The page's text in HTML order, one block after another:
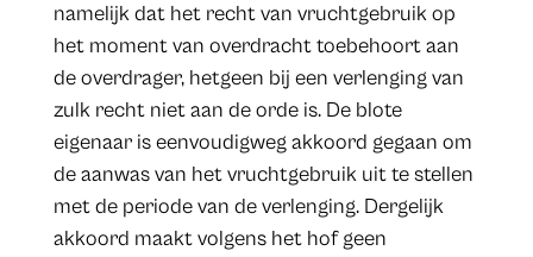
namelijk dat het recht van vruchtgebruik op
het moment van overdracht toebehoort aan
de overdrager, hetgeen bij een verlenging van
zulk recht niet aan de orde is. De blote
eigenaar is eenvoudigweg akkoord gegaan om
de aanwas van het vruchtgebruik uit te stellen
met de periode van de verlenging. Dergelijk
akkoord maakt volgens het hof geen